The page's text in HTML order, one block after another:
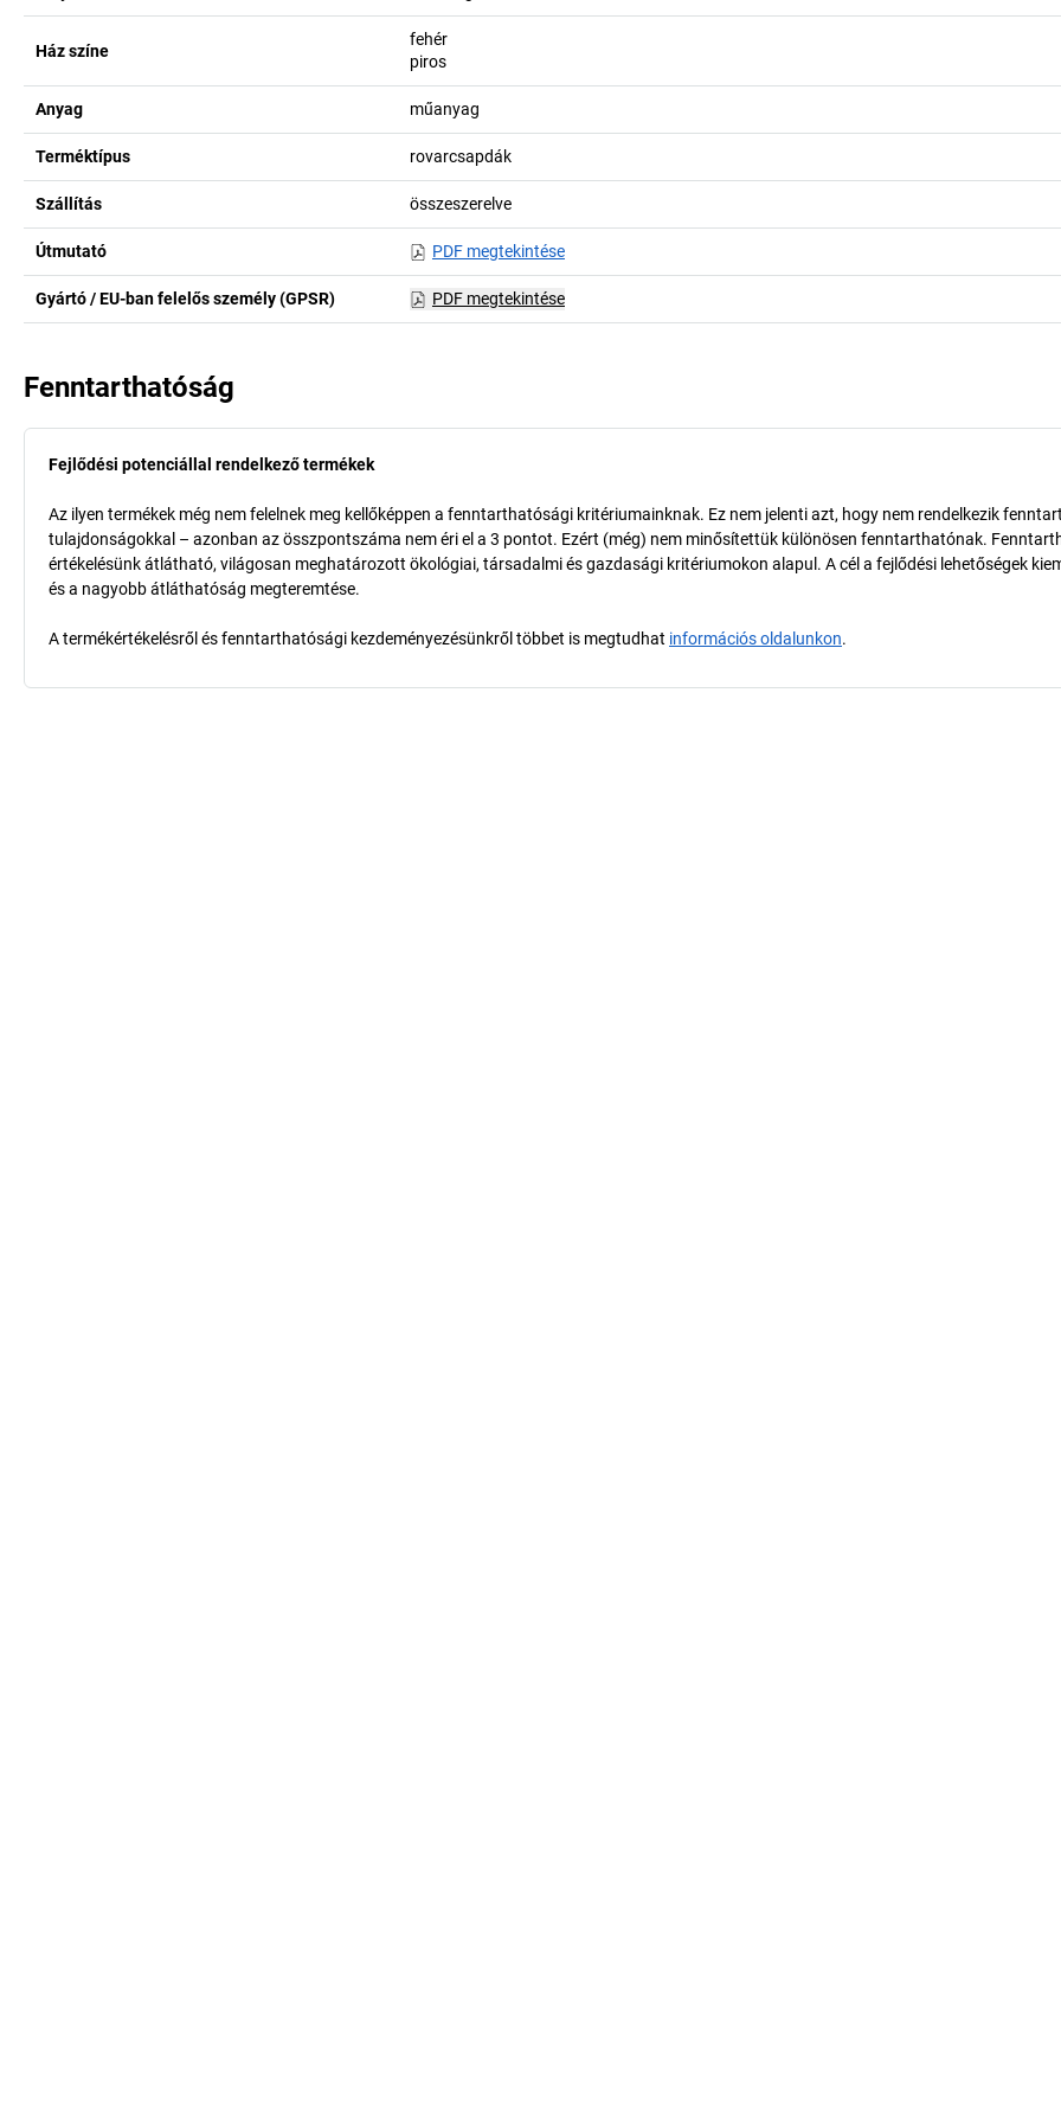
Ház színe
fehér
piros
Anyag műanyag
Terméktípus rovarcsapdák
Szállítás összeszerelve
Útmutató PDF megtekintése
Gyártó / EU-ban felelős személy (GPSR) PDF megtekintése
Fenntarthatóság
Fejlődési potenciállal rendelkező termékek
Az ilyen termékek még nem felelnek meg kellőképpen a fenntarthatósági kritériumainknak. Ez nem jelenti azt, hogy nem rendelkezik
tulajdonságokkal – azonban az összpontszáma nem éri el a 3 pontot. Ezért (még) nem minősítettük különösen fenntarthatónak.
értékelésünk átlátható, világosan meghatározott ökológiai, társadalmi és gazdasági kritériumokon alapul. A cél a fejlődési lehetőségek
és a nagyobb átláthatóság megteremtése.
A termékértékelésről és fenntarthatósági kezdeményezésünkről többet is megtudhat információs oldalunkon.